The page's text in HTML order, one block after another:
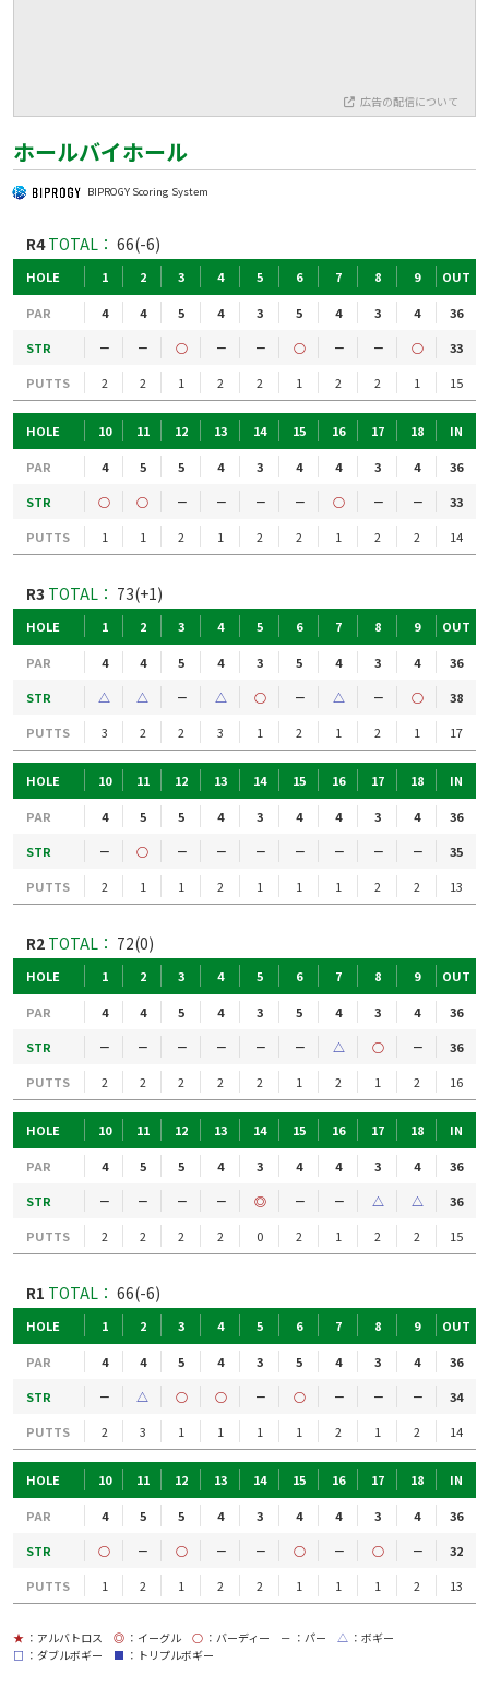
広告の配信について
ホールバイホール
BIPROGY Scoring System
R4TOTAL： 66(-6)
HOLE 1 2 3 4 5 6 7 8 9 OUT
PAR 4 4 5 4 3 5 4 3 4
36
STR
－ － ○ － － ○ － － ○
33
PUTTS
2 2 1 2 2 1 2 2 1 15
HOLE 10 11 12 13 14 15 16 17 18 IN
PAR 4 5 5 4 3 4 4 3 4
36
STR
○ ○ － － － － ○ － －
33
PUTTS
1 1 2 1 2 2 1 2 2 14
R3 TOTAL： 73(+1)
HOLE 1 2 3 4 5 6 7 8 9 OUT
PAR 4 4 5 4 3 5 4 3 4
36
STR
△ △ － △ ○ － △ － ○
38
PUTTS
3 2 2 3 1 2 1 2 1 17
HOLE 10 11 12 13 14 15 16 17 18 IN
PAR 4 5 5 4 3 4 4 3 4
36
STR
－ ○ － － － － － － －
35
PUTTS
2 1 1 2 1 1 1 2 2 13
R2 TOTAL： 72(0)
HOLE 1 2 3 4 5 6 7 8 9 OUT
PAR 4 4 5 4 3 5 4 3 4
36
STR
－ － － － － － △ ○ －
36
PUTTS
2 2 2 2 2 1 2 1 2 16
HOLE 10 11 12 13 14 15 16 17 18 IN
PAR 4 5 5 4 3 4 4 3 4
36
STR
－ － － － ◎ － － △ △
36
PUTTS
2 2 2 2 0 2 1 2 2 15
R1 TOTAL： 66(-6)
HOLE 1 2 3 4 5 6 7 8 9 OUT
PAR 4 4 5 4 3 5 4 3 4
36
STR
－ △ ○ ○ － ○ － － －
34
PUTTS
2 3 1 1 1 1 2 1 2 14
HOLE 10 11 12 13 14 15 16 17 18 IN
PAR 4 5 5 4 3 4 4 3 4
36
STR
○ － ○ － － ○ － ○ －
32
PUTTS
1 2 1 2 2 1 1 1 2 13
★ ：アルバトロス ◎ ：イーグル ○ ：バーディー － ：パー △ ：ボギー
□ ：ダブルボギー ■ ：トリプルボギー